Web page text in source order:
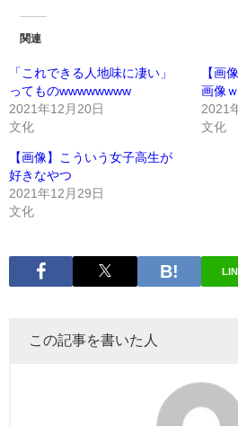
関連
「これできる人地味に凄い」
ってものwwwwwwww
2021年12月20日
文化
【画
画像
2021
文化
【画像】こういう女子高生が
好きなやつ
2021年12月29日
文化
この記事を書いた人